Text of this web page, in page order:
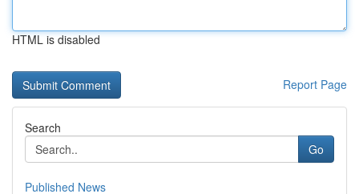
HTML is disabled
Report Page
Search
Go
Published News